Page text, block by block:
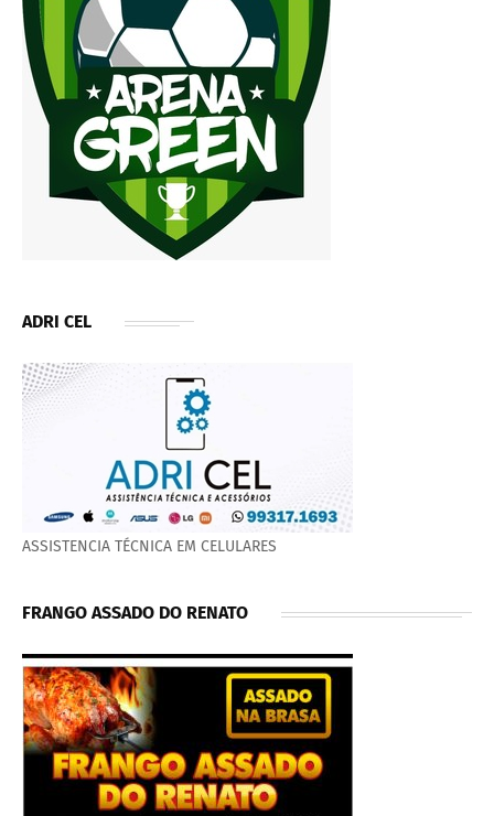
ADRI CEL
ASSISTENCIA TÉCNICA EM CELULARES
FRANGO ASSADO DO RENATO